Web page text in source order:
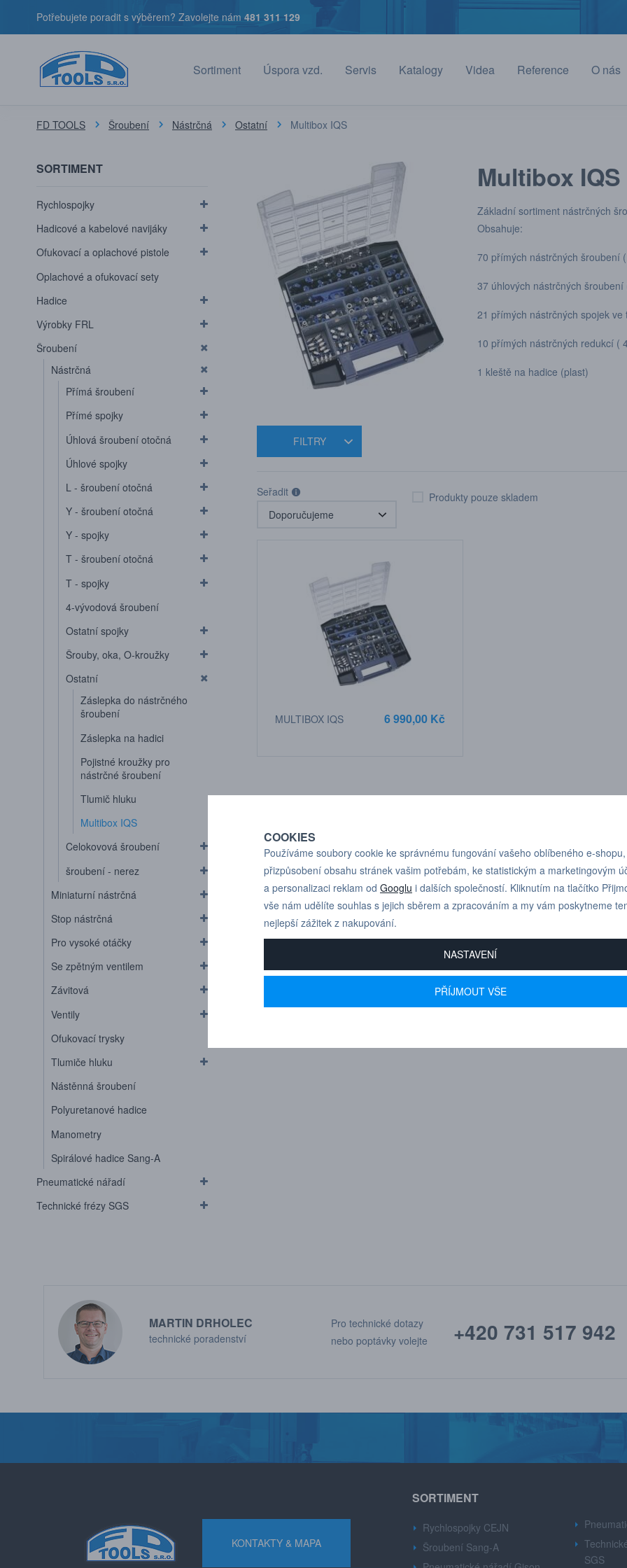
Potřebujete poradit s výběrem? Zavolejte nám 481 311 129
Sortiment Úspora vzd. Servis Katalogy Videa Reference O nás
FD TOOLS Šroubení Nástrčná Ostatní Multibox IQS
SORTIMENT
Rychlospojky
Hadicové a kabelové navijáky
Ofukovací a oplachové pistole
Oplachové a ofukovací sety
Hadice
Výrobky FRL
Šroubení
Nástrčná
Přímá šroubení
Přímé spojky
Úhlová šroubení otočná
Úhlové spojky
L - šroubení otočná
Y - šroubení otočná
Y - spojky
T - šroubení otočná
T - spojky
4-vývodová šroubení
Ostatní spojky
Šrouby, oka, O-kroužky
Ostatní
Záslepka do nástrčného
šroubení
Záslepka na hadici
Pojistné kroužky pro
nástrčné šroubení
Tlumič hluku
Multibox IQS
Celokovová šroubení
šroubení - nerez
Miniaturní nástrčná
Stop nástrčná
Pro vysoké otáčky
Se zpětným ventilem
Závitová
Ventily
Ofukovací trysky
Tlumiče hluku
Nástěnná šroubení
Polyuretanové hadice
Manometry
Spirálové hadice Sang-A
Pneumatické nářadí
Technické frézy SGS
Multibox IQS
Základní sortiment nástrčných
Obsahuje:
70 přímých nástrčných šroubení
37 úhlových nástrčných
21 přímých nástrčných spojek
10 přímých nástrčných redukcí (
1 kleště na hadice (plast)
FILTRY
Seřadit Produkty pouze skladem
MULTIBOX IQS 6 990,00 Kč
MARTIN DRHOLEC
technické poradenství
Pro technické dotazy
nebo poptávky volejte
+420 731 517 942
SORTIMENT
Rychlospojky CEJN
Šroubení Sang-A
SGS
KONTAKTY & MAPA
COOKIES
Používáme soubory cookie ke správnému fungování vašeho oblíbeného e-
přizpůsobení obsahu stránek vašim potřebám, ke statistickým a marketingovým
a personalizaci reklam od Googlu i dalších společností. Kliknutím na tlačítko
vše nám udělíte souhlas s jejich sběrem a zpracováním a my vám poskytneme
nejlepší zážitek z nakupování.
NASTAVENÍ
PŘÍJMOUT VŠE